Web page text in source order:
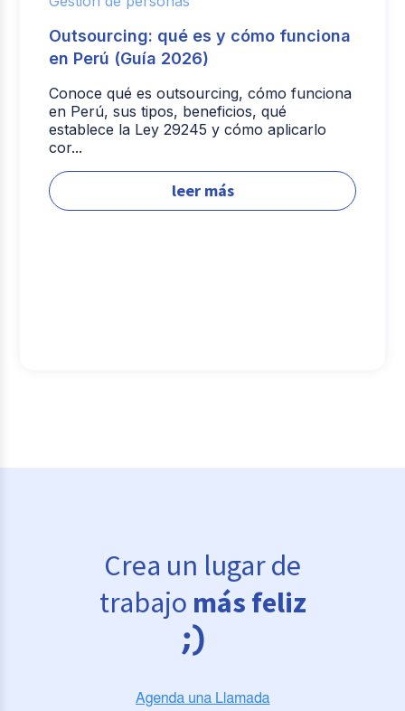
Outsourcing: qué es y cómo funciona
en Perú (Guía 2026)
Conoce qué es outsourcing, cómo funciona
en Perú, sus tipos, beneficios, qué
establece la Ley 29245 y cómo aplicarlo
cor...
leer más
Crea un lugar de
trabajo más feliz